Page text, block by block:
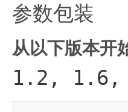
参数包装
从以下版本开
1.2,